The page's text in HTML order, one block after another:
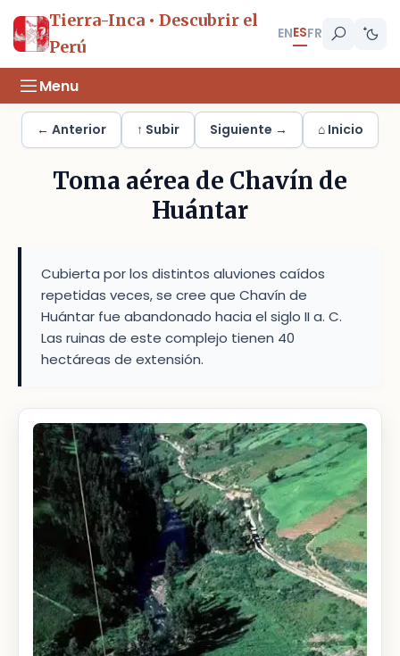
Tierra-Inca • Descubrir el
Perú
ENESFR
Menu
← Anterior ↑ Subir Siguiente → ⌂ Inicio
Toma aérea de Chavín de
Huántar
Cubierta por los distintos aluviones caídos
repetidas veces, se cree que Chavín de
Huántar fue abandonado hacia el siglo II a. C.
Las ruinas de este complejo tienen 40
hectáreas de extensión.